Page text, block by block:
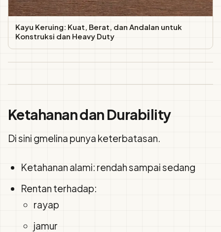
Kayu Keruing: Kuat, Berat, dan Andalan untuk
Konstruksi dan Heavy Duty
Ketahanan dan Durability
Di sini gmelina punya keterbatasan.
Ketahanan alami: rendah sampai sedang
Rentan terhadap:
rayap
jamur